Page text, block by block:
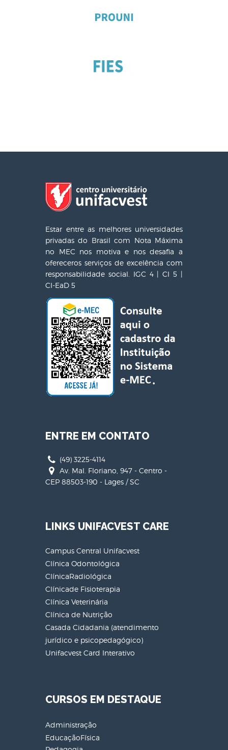
Estar entre as melhores universidades
privadas do Brasil com Nota Máxima
no MEC nos motiva e nos desafia a
ofereceros serviços de excelência com
responsabilidade social. IGC 4 | CI 5 |
CI-EaD 5
ENTRE EM CONTATO
(49) 3225-4114
Av. Mal. Floriano, 947 - Centro -
CEP 88503-190 - Lages / SC
LINKS UNIFACVEST CARE
Campus Central Unifacvest
Clínica Odontológica
ClínicaRadiológica
Clínicade Fisioterapia
Clínica Veterinária
Clínica de Nutrição
Casada Cidadania (atendimento
jurídico e psicopedagógico)
Unifacvest Card Interativo
CURSOS EM DESTAQUE
Administração
EducaçãoFísica